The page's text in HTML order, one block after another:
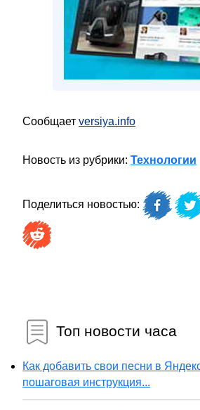
Сообщает versiya.info
Новость из рубрики: Технологии
Поделиться новостью:
Топ новости часа
Как добавить свои песни в
пошаговая инструкция...